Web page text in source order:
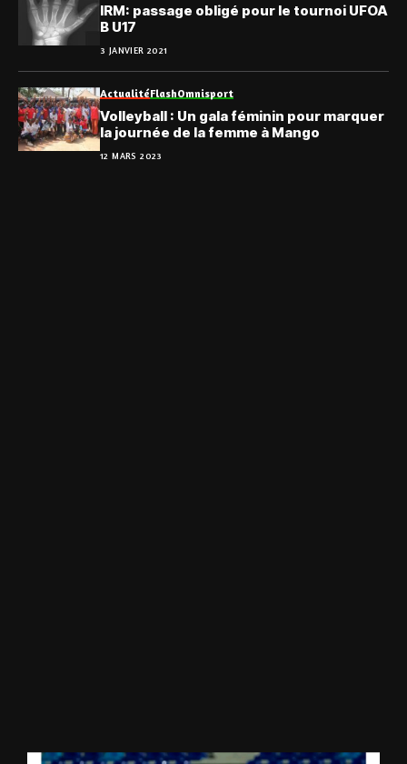
IRM: passage obligé pour le tournoi UFOA
B U17
3 JANVIER 2021
ActualitéFlashOmnisport
Volleyball : Un gala féminin pour marquer
la journée de la femme à Mango
12 MARS 2023